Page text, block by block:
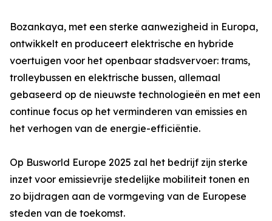
Bozankaya, met een sterke aanwezigheid in Europa,
ontwikkelt en produceert elektrische en hybride
voertuigen voor het openbaar stadsvervoer: trams,
trolleybussen en elektrische bussen, allemaal
gebaseerd op de nieuwste technologieën en met een
continue focus op het verminderen van emissies en
het verhogen van de energie-efficiëntie.
Op Busworld Europe 2025 zal het bedrijf zijn sterke
inzet voor emissievrije stedelijke mobiliteit tonen en
zo bijdragen aan de vormgeving van de Europese
steden van de toekomst.